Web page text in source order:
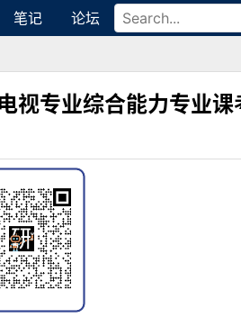
笔记 论坛
视专业综合能力专业课